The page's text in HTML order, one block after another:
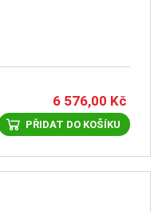
6 576,00 Kč
PŘIDAT DO KOŠÍKU